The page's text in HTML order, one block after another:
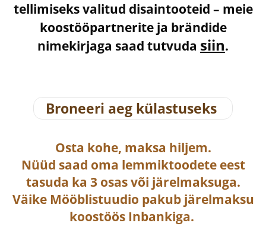
tellimiseks valitud disaintooteid – meie
koostööpartnerite ja brändide
nimekirjaga saad tutvuda siin.
Broneeri aeg külastuseks
Osta kohe, maksa hiljem.
Nüüd saad oma lemmiktoodete eest
tasuda ka 3 osas või järelmaksuga.
Väike Mööblistuudio pakub järelmaksu
koostöös Inbankiga.